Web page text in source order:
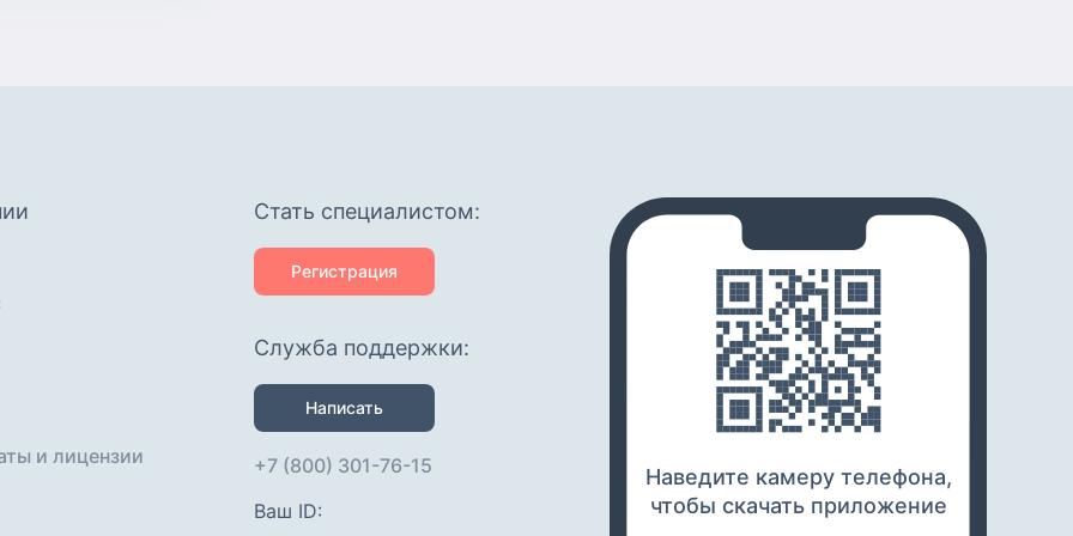
и лицензии
Cтать специалистом:
Регистрация
Служба поддержки:
Написать
+7 (800) 301-76-15
Ваш ID:
Наведите камеру телефона,
чтобы скачать приложение